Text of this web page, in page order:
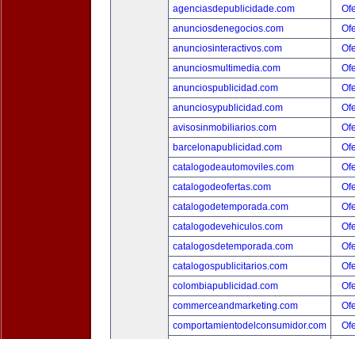
agenciasdepublicidade.com
anunciosdenegocios.com
anunciosinteractivos.com
anunciosmultimedia.com
anunciospublicidad.com
anunciosypublicidad.com
avisosinmobiliarios.com
barcelonapublicidad.com
catalogodeautomoviles.com
catalogodeofertas.com
catalogodetemporada.com
catalogodevehiculos.com
catalogosdetemporada.com
catalogospublicitarios.com
colombiapublicidad.com
commerceandmarketing.com
comportamientodelconsumidor.com